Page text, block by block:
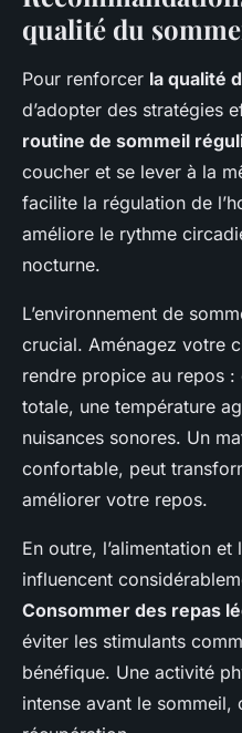
qualité du
Pour renforcer la qualité
d’adopter des stratégies
routine de sommeil
coucher et se lever à la
facilite la régulation de
améliore le rythme
nocturne.
L’environnement de
crucial. Aménagez votre
rendre propice au repos
totale, une température
nuisances sonores. Un
confortable, peut
améliorer votre repos.
En outre, l’alimentation et
influencent
Consommer des repas
éviter les stimulants
bénéfique. Une activité
intense avant le sommeil,